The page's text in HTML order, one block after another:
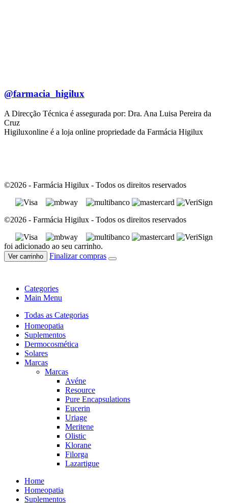
@farmacia_higilux
A Direcção Técnica é assegurada por: Dra. Ana Luisa Pereira da
Cruz
Higiluxonline é a loja online propriedade da Farmácia Higilux
©2026 - Farmácia Higilux - Todos os direitos reservados
©2026 - Farmácia Higilux - Todos os direitos reservados
foi adicionado ao seu carrinho.
Ver carrinho Finalizar compras
Categories
Main Menu
Todas as Categorias
Homeopatia
Suplementos
Dermocosmética
Solares
Marcas
Marcas
Avéne
Resource
Pure Encapsulations
Eucerin
Uriage
Meritene
Olistic
Klorane
Filorga
Lazartigue
Home
Homeopatia
Suplementos